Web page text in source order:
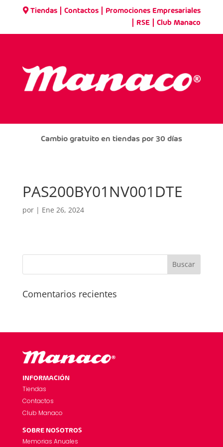
Tiendas |Contactos Promociones Empresariales
RSE |Club Manaco
Cambio gratuito en tiendas por 30 días
PAS200BY01NV001DTE
por | Ene 26, 2024
Comentarios recientes
INFORMACIÓN
Tiendas
Contactos
Club Manaco
SOBRE NOSOTROS
Memorias Anuales